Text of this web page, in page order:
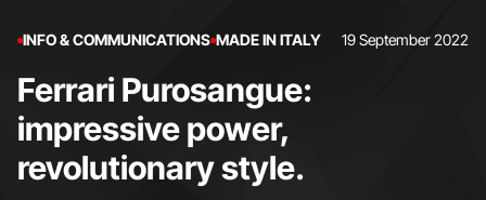
INFO & COMMUNICATIONS MADE IN ITALY 19 September 2022
Ferrari Purosangue:
impressive power,
revolutionary style.